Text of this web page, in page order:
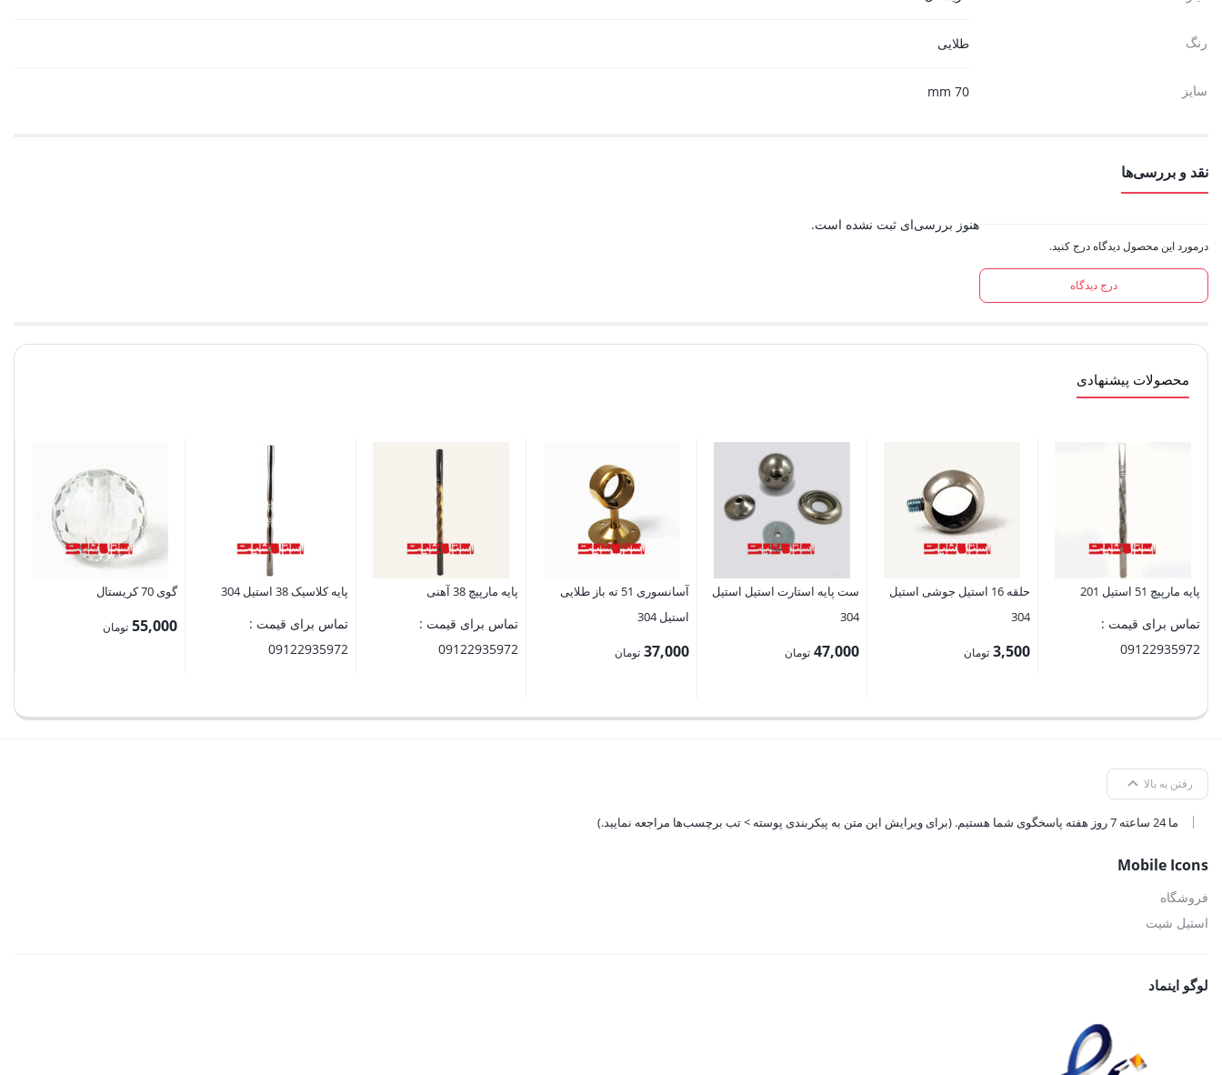
رنگ طلایی
سایز 70 mm
نقد و بررسی‌ها
درمورد این محصول دیدگاه درج کنید.
درج دیدگاه
هنوز بررسی‌ای ثبت نشده است.
محصولات پیشنهادی
پایه مارپیچ 51 استیل 201
تماس برای قیمت :
09122935972
حلقه 16 استیل جوشی استیل
304
3,500 تومان
ست پایه استارت استیل استیل
304
47,000 تومان
آسانسوری 51 ته باز طلایی
استیل 304
37,000 تومان
پایه مارپیچ 38 آهنی
تماس برای قیمت :
09122935972
پایه کلاسیک 38 استیل 304
تماس برای قیمت :
09122935972
گوی 70 کریستال
55,000 تومان
رفتن به بالا
ما 24 ساعته 7 روز هفته پاسخگوی شما هستیم. (برای ویرایش این متن به پیکربندی پوسته > تب برچسب‌ها مراجعه نمایید.)
Mobile Icons
فروشگاه
استیل شیت
لوگو اینماد